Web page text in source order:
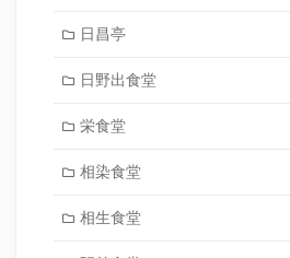
日昌亭
日野出食堂
栄食堂
相染食堂
相生食堂